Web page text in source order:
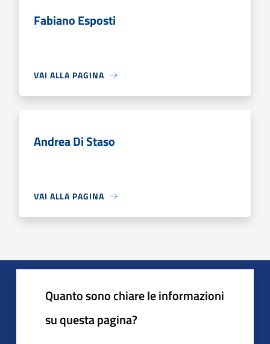
Fabiano Esposti
VAI ALLA PAGINA
Andrea Di Staso
VAI ALLA PAGINA
Quanto sono chiare le informazioni
su questa pagina?